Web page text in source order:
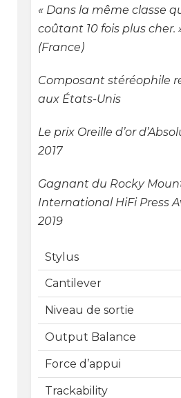
« Dans la même classe
coûtant 10 fois plus cher.
(France)
Composant stéréophile
aux États-Unis
Le prix Oreille d’or
2017
Gagnant du Rocky
International HiFi Press
2019
Stylus
Cantilever
Niveau de sortie
Output Balance
Force d’appui
Trackability